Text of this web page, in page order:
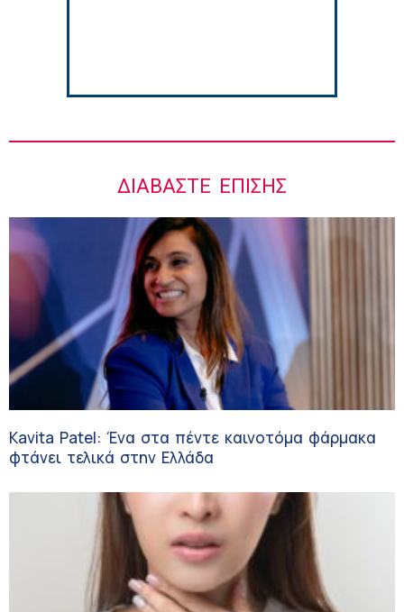
ΔΙΑΒΆΣΤΕ ΕΠΊΣΗΣ
Kavita Patel: Ένα στα πέντε καινοτόμα φάρμακα
φτάνει τελικά στην Ελλάδα